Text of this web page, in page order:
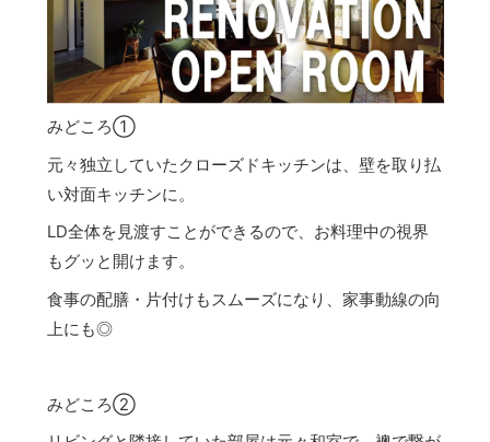
みどころ①
元々独立していたクローズドキッチンは、壁を取り払
い対面キッチンに。
LD全体を見渡すことができるので、お料理中の視界
もグッと開けます。
食事の配膳・片付けもスムーズになり、家事動線の向
上にも◎
みどころ②